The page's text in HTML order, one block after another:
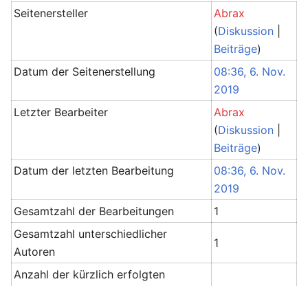
Seitenersteller
Abrax
(Diskussion
Beiträge)
Datum der Seitenerstellung
08:36, 6. Nov.
2019
Letzter Bearbeiter
Abrax
(Diskussion
Beiträge)
Datum der letzten Bearbeitung
08:36, 6. Nov.
2019
Gesamtzahl der Bearbeitungen
1
Gesamtzahl unterschiedlicher
Autoren
1
Anzahl der kürzlich erfolgten